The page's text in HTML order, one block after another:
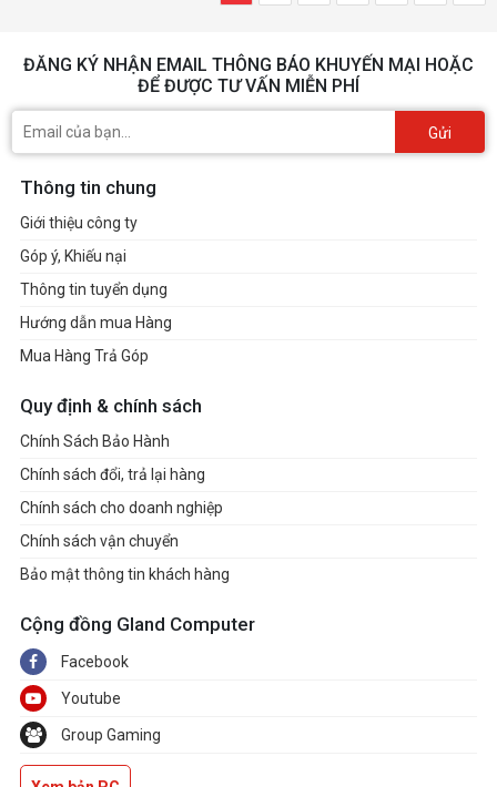
ĐĂNG KÝ NHẬN EMAIL THÔNG BÁO KHUYẾN MẠI HOẶC
ĐỂ ĐƯỢC TƯ VẤN MIỄN PHÍ
Gửi
Thông tin chung
Giới thiệu công ty
Góp ý, Khiếu nại
Thông tin tuyển dụng
Hướng dẫn mua Hàng
Mua Hàng Trả Góp
Quy định & chính sách
Chính Sách Bảo Hành
Chính sách đổi, trả lại hàng
Chính sách cho doanh nghiệp
Chính sách vận chuyển
Bảo mật thông tin khách hàng
Cộng đồng Gland Computer
Facebook
Youtube
Group Gaming